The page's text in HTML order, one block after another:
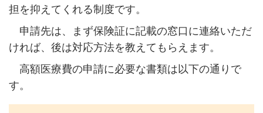
担を抑えてくれる制度です。
申請先は、まず保険証に記載の窓口に連絡いただ
ければ、後は対応方法を教えてもらえます。
高額医療費の申請に必要な書類は以下の通りで
す。